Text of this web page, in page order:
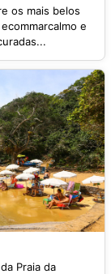
os mais belos
e
Praia da